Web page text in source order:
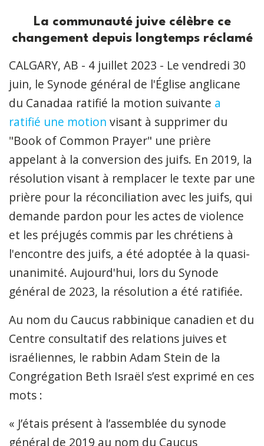
La communauté juive célèbre ce
changement depuis longtemps réclamé
CALGARY, AB - 4 juillet 2023 - Le vendredi 30
juin, le Synode général de l'Église anglicane
du Canadaa ratifié la motion suivante a
ratifié une motion visant à supprimer du
"Book of Common Prayer" une prière
appelant à la conversion des juifs. En 2019, la
résolution visant à remplacer le texte par une
prière pour la réconciliation avec les juifs, qui
demande pardon pour les actes de violence
et les préjugés commis par les chrétiens à
l'encontre des juifs, a été adoptée à la quasi-
unanimité. Aujourd'hui, lors du Synode
général de 2023, la résolution a été ratifiée.
Au nom du Caucus rabbinique canadien et du
Centre consultatif des relations juives et
israéliennes, le rabbin Adam Stein de la
Congrégation Beth Israël s’est exprimé en ces
mots :
« J’étais présent à l’assemblée du synode
général de 2019 au nom du Caucus